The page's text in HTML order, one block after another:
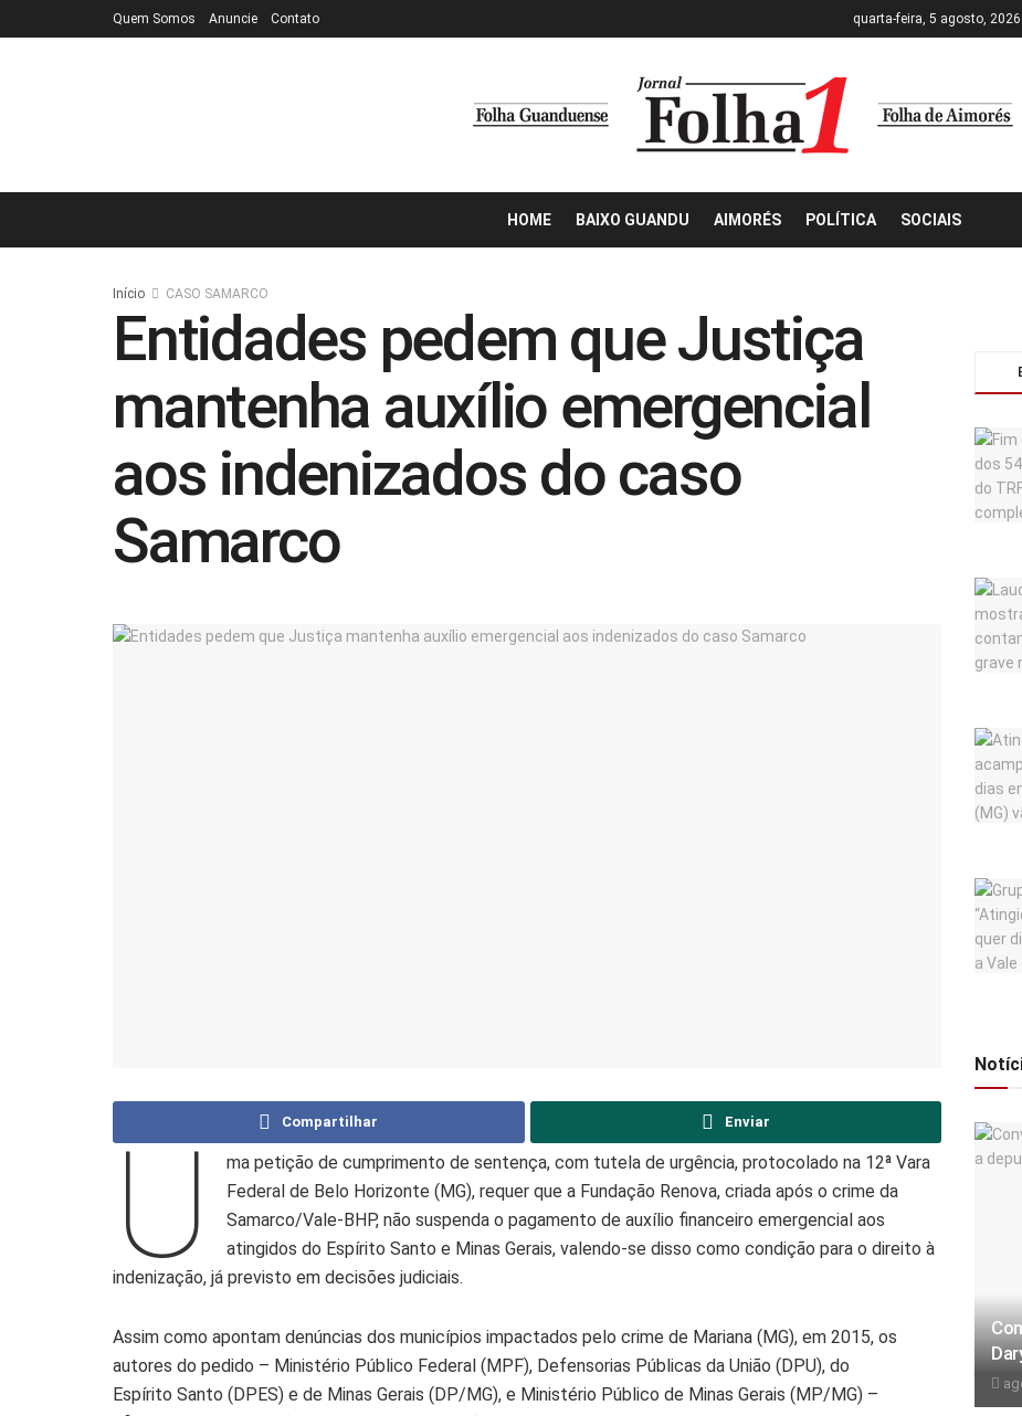
Quem Somos Anuncie Contato quarta-feira, 5 agosto, 2026
HOME BAIXO GUANDU AIMORÉS POLÍTICA SOCIAIS
Início CASO SAMARCO
Entidades pedem que Justiça
mantenha auxílio emergencial
aos indenizados do caso
Samarco
Compartilhar Enviar
U
ma petição de cumprimento de sentença, com tutela de urgência, protocolado na 12ª Vara
Federal de Belo Horizonte (MG), requer que a Fundação Renova, criada após o crime da
Samarco/Vale-BHP, não suspenda o pagamento de auxílio financeiro emergencial aos
atingidos do Espírito Santo e Minas Gerais, valendo-se disso como condição para o direito à
indenização, já previsto em decisões judiciais.
Assim como apontam denúncias dos municípios impactados pelo crime de Mariana (MG), em 2015, os
autores do pedido – Ministério Público Federal (MPF), Defensorias Públicas da União (DPU), do
Espírito Santo (DPES) e de Minas Gerais (DP/MG), e Ministério Público de Minas Gerais (MP/MG) –